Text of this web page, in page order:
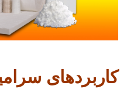
کاربردهای